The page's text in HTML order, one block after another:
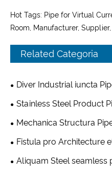
Hot Tags: Pipe for Virtual
Room, Manufacturer,
Related Categoria
Diver Industrial iuncta
Stainless Steel Product
Mechanica Structura
Fistula pro Architecture
Aliquam Steel seamless